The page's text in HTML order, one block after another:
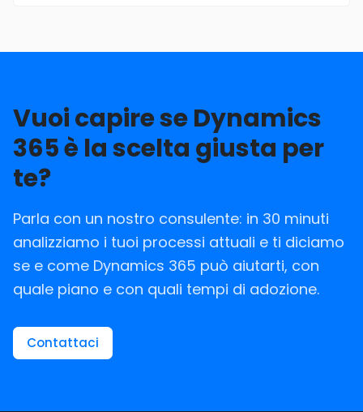
Vuoi capire se Dynamics
365 è la scelta giusta per
te?
Parla con un nostro consulente: in 30 minuti
analizziamo i tuoi processi attuali e ti diciamo
se e come Dynamics 365 può aiutarti, con
quale piano e con quali tempi di adozione.
Contattaci